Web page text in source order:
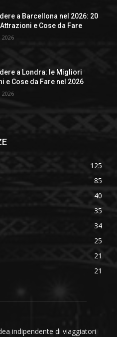
a Barcellona nel 2026: 20
e Cose da Fare
2026
a Londra: le Migliori
e Cose da Fare nel 2026
2026
125
85
40
35
34
25
21
21
indipendente di viaggiatori